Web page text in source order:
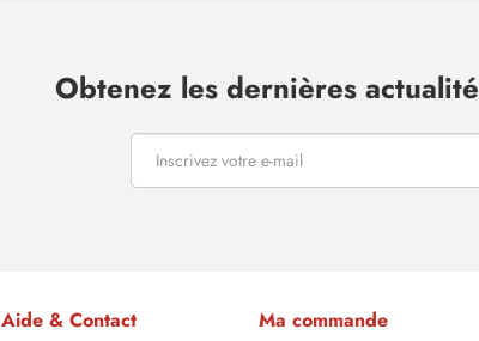
Obtenez les dernières
Aide & Contact Ma commande